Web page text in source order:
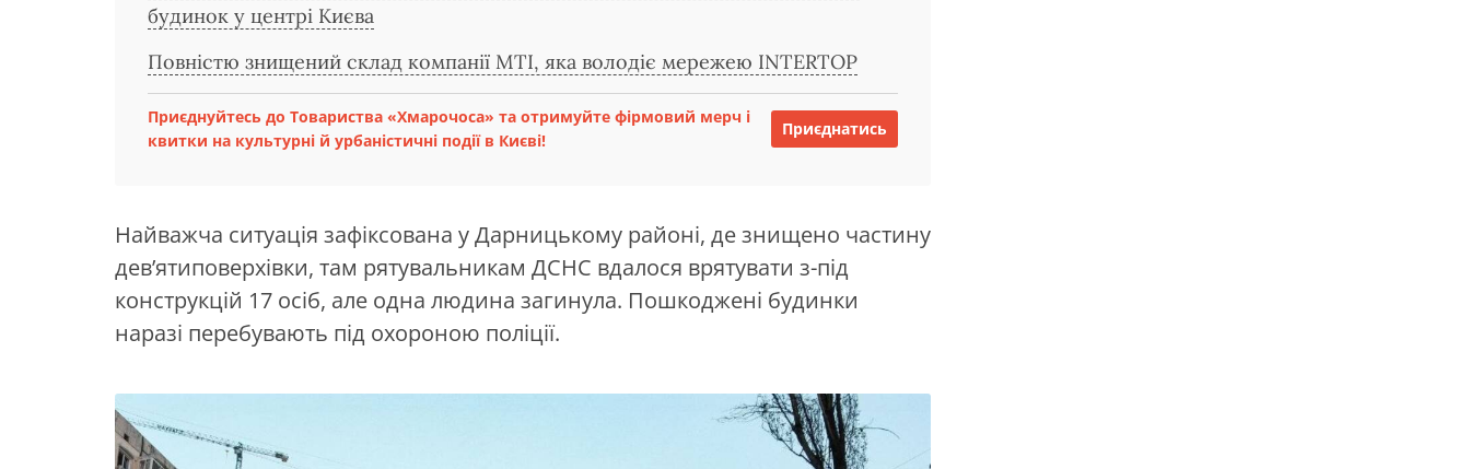
будинок у центрі Києва
Повністю знищений склад компанії MTI, яка володіє мережею INTERTOP
Приєднуйтесь до Товариства «Хмарочоса» та отримуйте фірмовий мерч і
квитки на культурні й урбаністичні події в Києві!
Приєднатись
Найважча ситуація зафіксована у Дарницькому районі, де знищено частину
дев’ятиповерхівки, там рятувальникам ДСНС вдалося врятувати з-під
конструкцій 17 осіб, але одна людина загинула. Пошкоджені будинки
наразі перебувають під охороною поліції.